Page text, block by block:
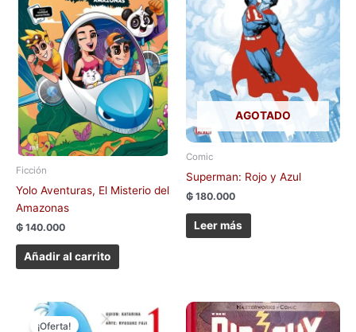
Ficción
Yolo Aventuras, El Misterio del
Amazonas
₲ 140.000
Añadir al carrito
AGOTADO
Comic
Superman: Rojo y Azul
₲ 180.000
Leer más
¡Oferta!
El
precio
precio
Este
producto